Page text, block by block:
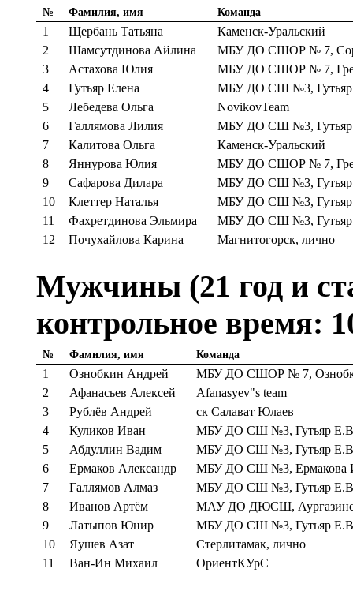
№ Фамилия, имя Команда
1 Щербань Татьяна
Каменск-Уральский
2
Шамсутдинова Айлина
МБУ ДО СШОР № 7,
3
Астахова Юлия
МБУ ДО СШОР № 7,
4
Гутьяр Елена
МБУ ДО СШ №3,
5
Лебедева Ольга
NovikovTeam
6
Галлямова Лилия
МБУ ДО СШ №3,
7
Калитова Ольга
Каменск-Уральский
8
Яннурова Юлия
МБУ ДО СШОР № 7,
9
Сафарова Дилара
МБУ ДО СШ №3,
10
Клеттер Наталья
МБУ ДО СШ №3,
11
Фахретдинова Эльмира
МБУ ДО СШ №3,
12
Почухайлова Карина Магнитогорск, лично
Мужчины (21 год и
контрольное время:
№ Фамилия, имя Команда
1 Ознобкин Андрей
МБУ ДО СШОР № 7,
2
Афанасьев Алексей
Afanasyev"s team
3
Рублёв Андрей
ск Салават Юлаев
4
Куликов Иван
МБУ ДО СШ №3, Гутьяр
5
Абдуллин Вадим
МБУ ДО СШ №3, Гутьяр
6
Ермаков Александр
МБУ ДО СШ №3, Ермакова
7
Галлямов Алмаз
МБУ ДО СШ №3, Гутьяр
8
Иванов Артём
МАУ ДО ДЮСШ,
9
Латыпов Юнир
МБУ ДО СШ №3, Гутьяр
10
Яушев Азат
Стерлитамак, лично
11
Ван-Ин Михаил ОриентКУрС